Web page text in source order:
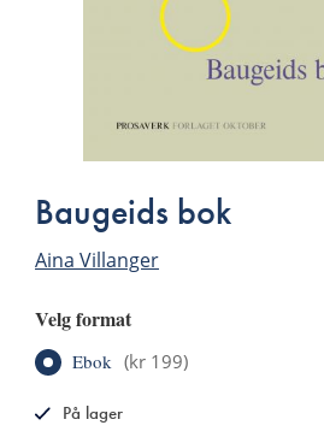
Baugeids bok
Aina Villanger
Velg format
Ebok (kr 199)
På lager